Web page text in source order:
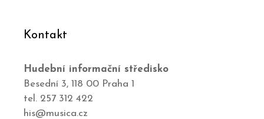
Kontakt
Hudební informační středisko
Besední 3, 118 00 Praha 1
tel. 257 312 422
his@musica.cz